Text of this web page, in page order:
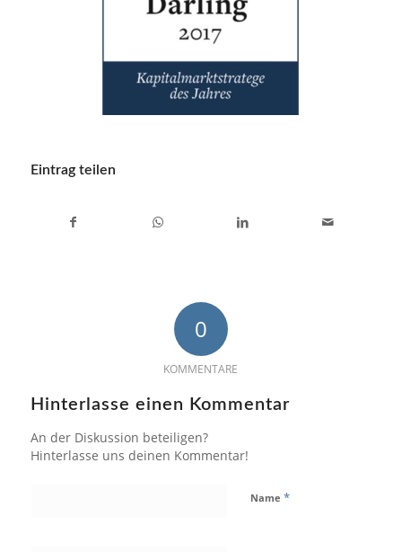
Eintrag teilen
0
KOMMENTARE
Hinterlasse einen Kommentar
An der Diskussion beteiligen?
Hinterlasse uns deinen Kommentar!
Name *